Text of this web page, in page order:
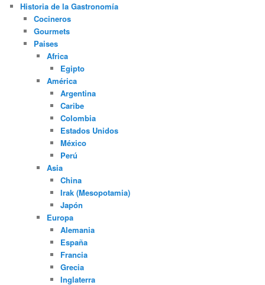
Historia de la Gastronomía
Cocineros
Gourmets
Paises
Africa
Egipto
América
Argentina
Caribe
Colombia
Estados Unidos
México
Perú
Asia
China
Irak (Mesopotamia)
Japón
Europa
Alemania
España
Francia
Grecia
Inglaterra